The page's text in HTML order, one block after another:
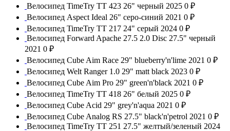
Велосипед TimeTry TT 423 26" черный 2025 0 ₽
Велосипед Aspect Ideal 26" серо-синий 2021 0 ₽
Велосипед TimeTry TT 217 24" серый 2024 0 ₽
Велосипед Forward Apache 27.5 2.0 Disc 27.5" черный
2021 0 ₽
Велосипед Cube Aim Race 29" blueberry'n'lime 2021 0 ₽
Велосипед Welt Ranger 1.0 29" matt black 2023 0 ₽
Велосипед Cube Aim Pro 29" green'n'black 2021 0 ₽
Велосипед TimeTry TT 418 26" белый 2025 0 ₽
Велосипед Cube Acid 29" grey'n'aqua 2021 0 ₽
Велосипед Cube Analog RS 27.5" black'n'petrol 2021 0 ₽
Велосипед TimeTry TT 251 27.5" желтый/зеленый 2024